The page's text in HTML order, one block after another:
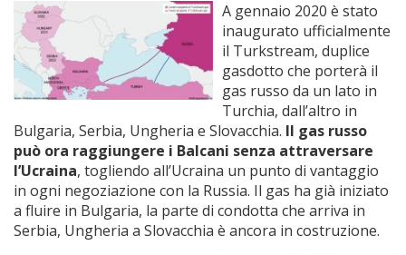
A gennaio 2020 è stato
inaugurato ufficialmente
il Turkstream, duplice
gasdotto che porterà il
gas russo da un lato in
Turchia, dall’altro in
Bulgaria, Serbia, Ungheria e Slovacchia. Il gas russo
può ora raggiungere i Balcani senza attraversare
l’Ucraina, togliendo all’Ucraina un punto di vantaggio
in ogni negoziazione con la Russia. Il gas ha già iniziato
a fluire in Bulgaria, la parte di condotta che arriva in
Serbia, Ungheria a Slovacchia è ancora in costruzione.